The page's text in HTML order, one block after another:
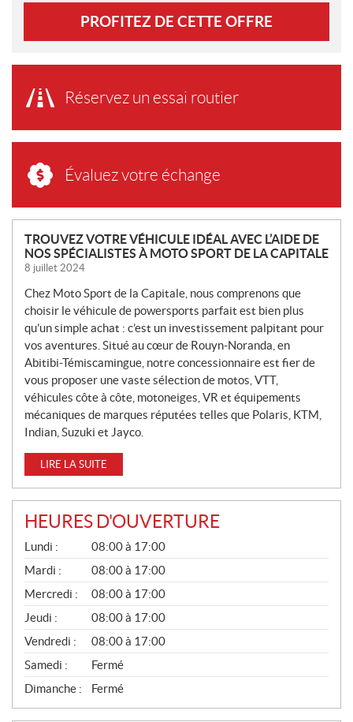
PROFITEZ DE CETTE OFFRE
Réservez un essai routier
Évaluez votre échange
N
O
U
V
E
L
L
E
S
TROUVEZ VOTRE VÉHICULE IDÉAL AVEC L’AIDE DE
NOS SPÉCIALISTES À MOTO SPORT DE LA CAPITALE
8 juillet 2024
Chez Moto Sport de la Capitale, nous comprenons que
choisir le véhicule de powersports parfait est bien plus
qu’un simple achat : c’est un investissement palpitant pour
vos aventures. Situé au cœur de Rouyn-Noranda, en
Abitibi-Témiscamingue, notre concessionnaire est fier de
vous proposer une vaste sélection de motos, VTT,
véhicules côte à côte, motoneiges, VR et équipements
mécaniques de marques réputées telles que Polaris, KTM,
Indian, Suzuki et Jayco.
LIRE LA SUITE
HEURES D'OUVERTURE
G
É
N
É
R
A
L
Lundi :
08:00 à 17:00
Mardi :
08:00 à 17:00
Mercredi :
08:00 à 17:00
Jeudi :
08:00 à 17:00
Vendredi :
08:00 à 17:00
Samedi :
Fermé
Dimanche :
Fermé